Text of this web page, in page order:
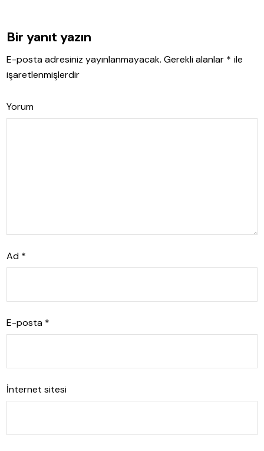
Bir yanıt yazın
E-posta adresiniz yayınlanmayacak. Gerekli alanlar * ile
işaretlenmişlerdir
Yorum
Ad *
E-posta *
İnternet sitesi